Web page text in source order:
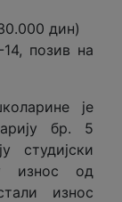
дин)
позив на
је
бр. 5
студијски
износ од
износ